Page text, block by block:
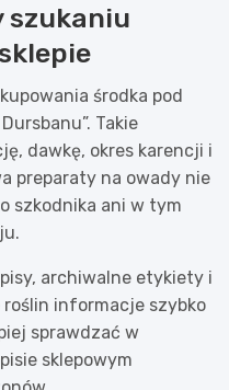
szukaniu
środka pod
Takie
dawkę, okres karencji i
preparaty na owady nie
szkodnika ani w tym
archiwalne etykiety i
roślin informacje szybko
sprawdzać w
sklepowym